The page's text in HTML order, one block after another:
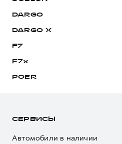
DARGO
DARGO Х
F7
F7x
POER
СЕРВИСЫ
Автомобили в наличии